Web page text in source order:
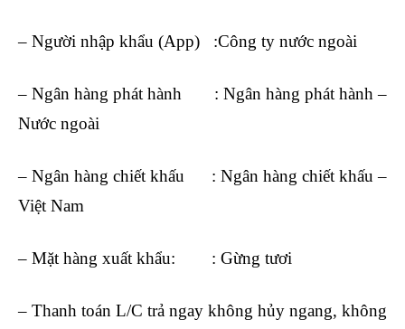
– Người nhập khẩu (App) :Công ty nước ngoài
– Ngân hàng phát hành : Ngân hàng phát hành –
Nước ngoài
– Ngân hàng chiết khấu : Ngân hàng chiết khấu –
Việt Nam
– Mặt hàng xuất khẩu: : Gừng tươi
– Thanh toán L/C trả ngay không hủy ngang, không